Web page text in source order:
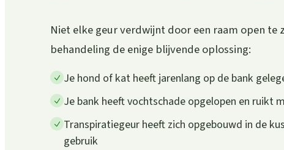
Niet elke geur verdwijnt door een raam open te
behandeling de enige blijvende oplossing:
Je hond of kat heeft jarenlang op de bank
Je bank heeft vochtschade opgelopen en ruikt
Transpiratiegeur heeft zich opgebouwd in de
gebruik